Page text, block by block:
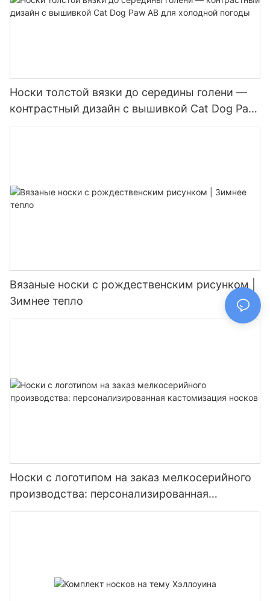
Носки толстой вязки до середины голени —
контрастный дизайн с вышивкой Cat Dog Paw
AB для холодной погоды
Вязаные носки с рождественским рисунком |
Зимнее тепло
Носки с логотипом на заказ мелкосерийного
производства: персонализированная
кастомизация носков